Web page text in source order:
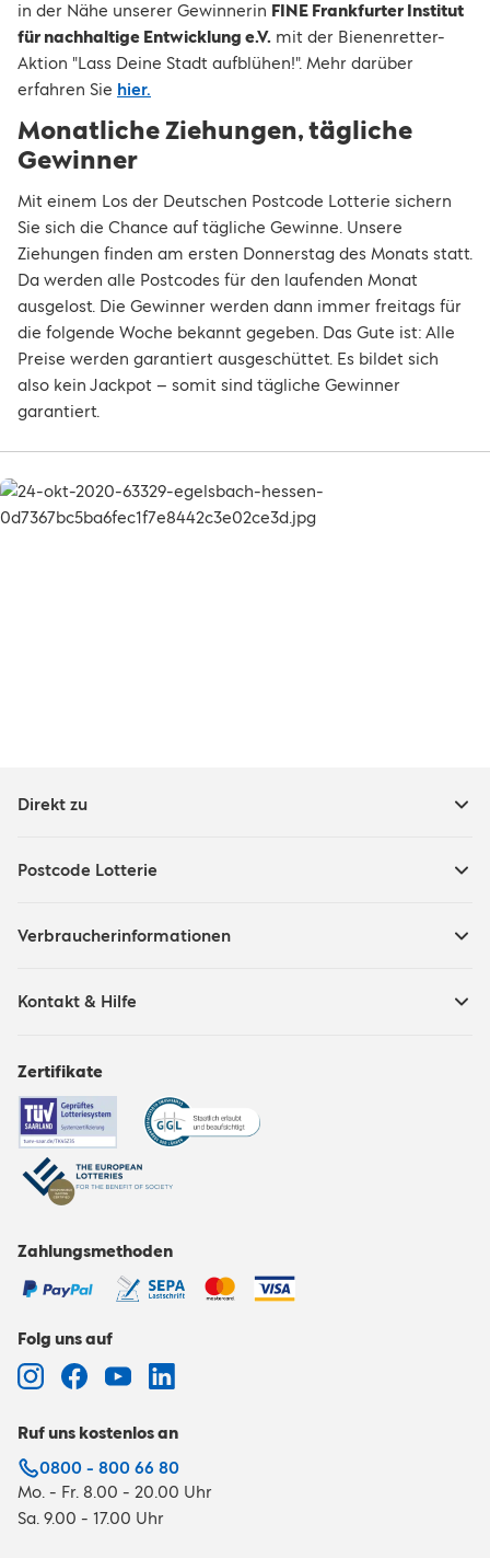
in der Nähe unserer Gewinnerin FINE Frankfurter Institut
für nachhaltige Entwicklung e.V. mit der Bienenretter-
Aktion "Lass Deine Stadt aufblühen!". Mehr darüber
erfahren Sie hier.
Monatliche Ziehungen, tägliche
Gewinner
Mit einem Los der Deutschen Postcode Lotterie sichern
Sie sich die Chance auf tägliche Gewinne. Unsere
Ziehungen finden am ersten Donnerstag des Monats statt.
Da werden alle Postcodes für den laufenden Monat
ausgelost. Die Gewinner werden dann immer freitags für
die folgende Woche bekannt gegeben. Das Gute ist: Alle
Preise werden garantiert ausgeschüttet. Es bildet sich
also kein Jackpot – somit sind tägliche Gewinner
garantiert.
Direkt zu
Postcode Lotterie
Verbraucherinformationen
Kontakt & Hilfe
Zertifikate
Zahlungsmethoden
Folg uns auf
Ruf uns kostenlos an
0800 - 800 66 80
Mo. - Fr. 8.00 - 20.00 Uhr
Sa. 9.00 - 17.00 Uhr